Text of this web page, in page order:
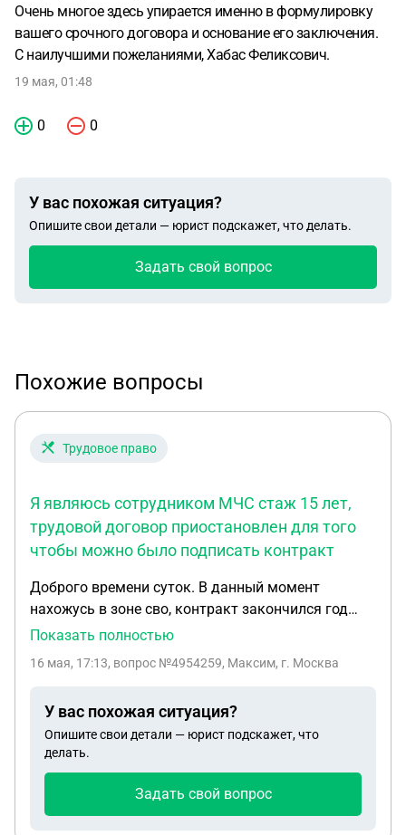
Очень многое здесь упирается именно в формулировку
вашего срочного договора и основание его заключения.
С наилучшими пожеланиями, Хабас Феликсович.
19 мая, 01:48
0 0
У вас похожая ситуация?
Опишите свои детали — юрист подскажет, что делать.
Задать свой вопрос
Похожие вопросы
Трудовое право
Я являюсь сотрудником МЧС стаж 15 лет,
трудовой договор приостановлен для того
чтобы можно было подписать контракт
Доброго времени суток. В данный момент
нахожусь в зоне сво, контракт закончился год
назад. Я являюсь сотрудником МЧС стаж 15 лет,
можно было подписать контракт. Теперь хочу
обратно в МЧС. Возможен ли такой сценарий?
Каковы мои шансы? Какой алгоритм моих
действий?
Показать полностью
16 мая, 17:13, вопрос №4954259, Максим, г. Москва
У вас похожая ситуация?
Опишите свои детали — юрист подскажет, что
делать.
Задать свой вопрос